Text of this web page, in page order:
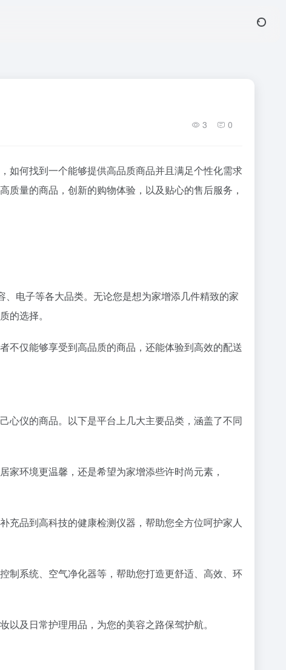
3 0
如何找到一个能够提供高品质商品并且满足个性化需求
量的商品，创新的购物体验，以及贴心的售后服务，
电子等各大品类。无论您是想为家增添几件精致的家
的选择。
不仅能够享受到高品质的商品，还能体验到高效的配送
心仪的商品。以下是平台上几大主要品类，涵盖了不同
环境更温馨，还是希望为家增添些许时尚元素，
充品到高科技的健康检测仪器，帮助您全方位呵护家人
制系统、空气净化器等，帮助您打造更舒适、高效、环
及日常护理用品，为您的美容之路保驾护航。